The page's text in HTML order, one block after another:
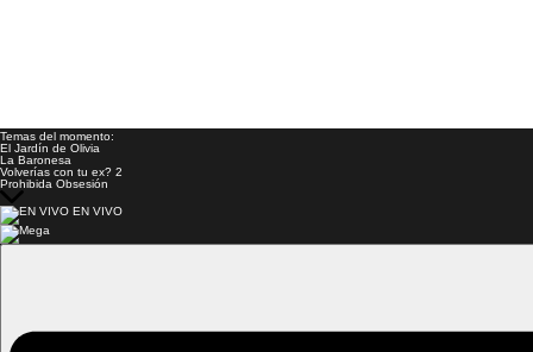
Temas del momento:
El Jardín de Olivia
La Baronesa
Volverías con tu ex? 2
Prohibida Obsesión
EN VIVO